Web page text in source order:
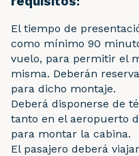
El tiempo de
como mínimo 90
vuelo, para permitir el
misma. Deberán
para dicho montaje.
Deberá disponerse de
tanto en el aeropuerto
para montar la cabina.
El pasajero deberá